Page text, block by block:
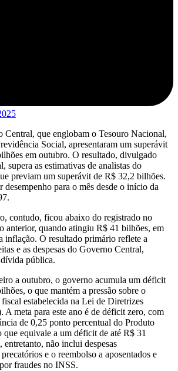
Central, que englobam o Tesouro Nacional,
Social, apresentaram um superávit
em outubro. O resultado, divulgado
supera as estimativas de analistas do
previam um superávit de R$ 32,2 bilhões.
desempenho para o mês desde o início da
contudo, ficou abaixo do registrado no
anterior, quando atingiu R$ 41 bilhões, em
inflação. O resultado primário reflete a
e as despesas do Governo Central,
pública.
a outubro, o governo acumula um déficit
o que mantém a pressão sobre o
estabelecida na Lei de Diretrizes
meta para este ano é de déficit zero, com
de 0,25 ponto percentual do Produto
equivale a um déficit de até R$ 31
entretanto, não inclui despesas
e o reembolso a aposentados e
fraudes no INSS.